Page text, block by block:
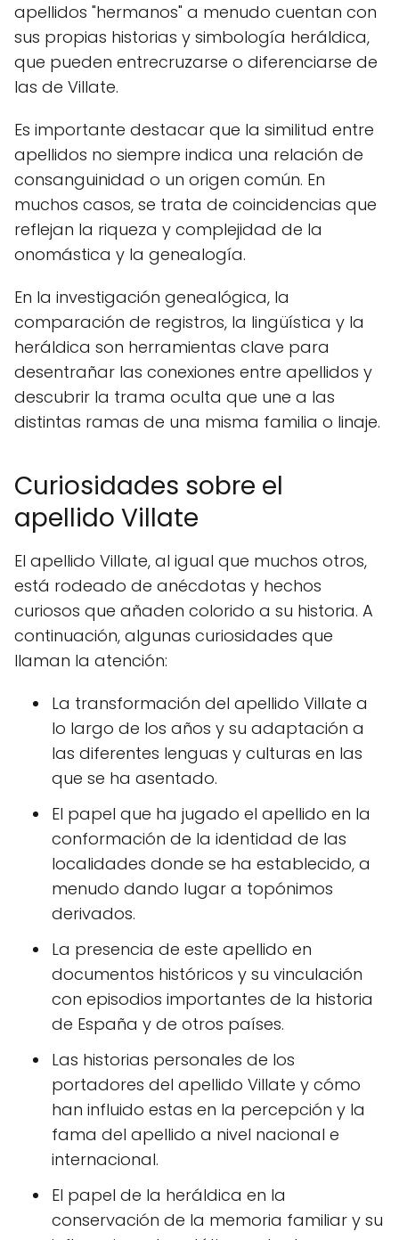
apellidos "hermanos" a menudo cuentan con
sus propias historias y simbología heráldica,
que pueden entrecruzarse o diferenciarse de
las de Villate.
Es importante destacar que la similitud entre
apellidos no siempre indica una relación de
consanguinidad o un origen común. En
muchos casos, se trata de coincidencias que
reflejan la riqueza y complejidad de la
onomástica y la genealogía.
En la investigación genealógica, la
comparación de registros, la lingüística y la
heráldica son herramientas clave para
desentrañar las conexiones entre apellidos y
descubrir la trama oculta que une a las
distintas ramas de una misma familia o linaje.
Curiosidades sobre el
apellido Villate
El apellido Villate, al igual que muchos otros,
está rodeado de anécdotas y hechos
curiosos que añaden colorido a su historia. A
continuación, algunas curiosidades que
llaman la atención:
La transformación del apellido Villate a
lo largo de los años y su adaptación a
las diferentes lenguas y culturas en las
que se ha asentado.
El papel que ha jugado el apellido en la
conformación de la identidad de las
localidades donde se ha establecido, a
menudo dando lugar a topónimos
derivados.
La presencia de este apellido en
documentos históricos y su vinculación
con episodios importantes de la historia
de España y de otros países.
Las historias personales de los
portadores del apellido Villate y cómo
han influido estas en la percepción y la
fama del apellido a nivel nacional e
internacional.
El papel de la heráldica en la
conservación de la memoria familiar y su